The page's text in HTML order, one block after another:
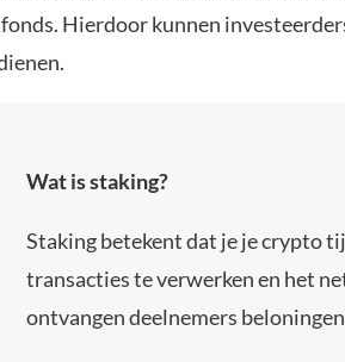
Hierdoor kunnen
Wat is staking?
Staking betekent dat je je crypto
transacties te verwerken en het
ontvangen deelnemers